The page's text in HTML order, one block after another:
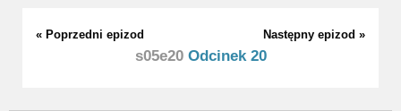
« Poprzedni epizod Następny epizod »
s05e20Odcinek 20